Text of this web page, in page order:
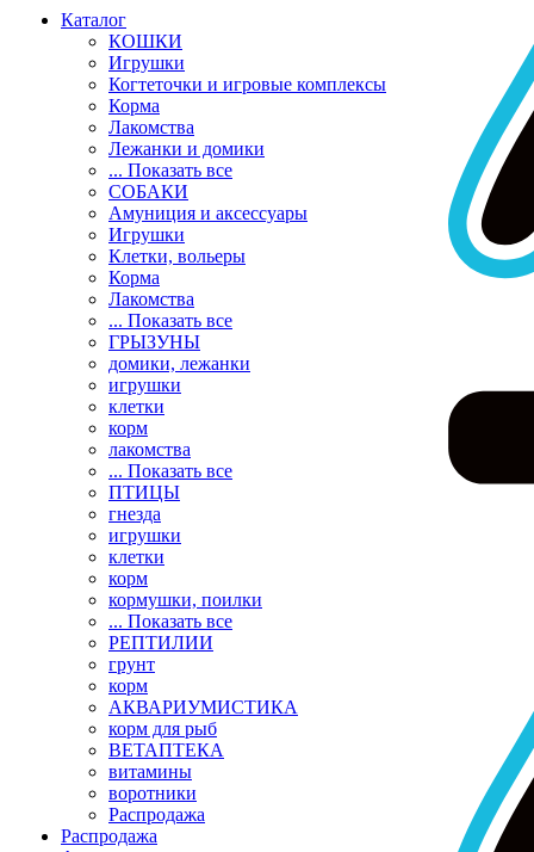
Каталог
КОШКИ
Игрушки
Когтеточки и игровые комплексы
Корма
Лакомства
Лежанки и домики
... Показать все
СОБАКИ
Амуниция и аксессуары
Игрушки
Клетки, вольеры
Корма
Лакомства
... Показать все
ГРЫЗУНЫ
домики, лежанки
игрушки
клетки
корм
лакомства
... Показать все
ПТИЦЫ
гнезда
игрушки
клетки
корм
кормушки, поилки
... Показать все
РЕПТИЛИИ
грунт
корм
АКВАРИУМИСТИКА
корм для рыб
ВЕТАПТЕКА
витамины
воротники
Распродажа
Распродажа